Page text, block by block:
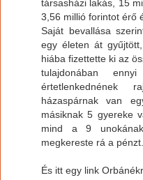
társasházi lakás, 15
3,56 millió forintot érő
Saját bevallása
egy életen át
hiába fizettette ki az
tulajdonában
értetlenkednének
házaspárnak van
másiknak 5 gyereke
mind a 9
megkereste rá a
És itt egy link